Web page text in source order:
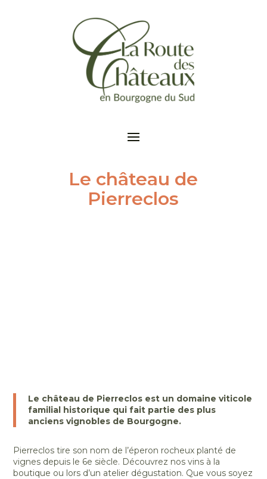
Le château de
Pierreclos
Le château de Pierreclos est un domaine viticole
familial historique qui fait partie des plus
anciens vignobles de Bourgogne.
Pierreclos tire son nom de l’éperon rocheux planté de
vignes depuis le 6e siècle. Découvrez nos vins à la
boutique ou lors d’un atelier dégustation. Que vous soyez